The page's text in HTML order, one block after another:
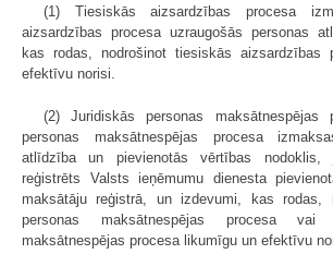
(1) Tiesiskās aizsardzības procesa
aizsardzības procesa uzraugošās personas
kas rodas, nodrošinot tiesiskās aizsardzības
efektīvu norisi.
(2) Juridiskās personas maksātnespējas
personas maksātnespējas procesa
atlīdzība un pievienotās vērtības nodoklis,
reģistrēts Valsts ieņēmumu dienesta
maksātāju reģistrā, un izdevumi, kas rodas,
personas maksātnespējas procesa vai
maksātnespējas procesa likumīgu un efektīvu